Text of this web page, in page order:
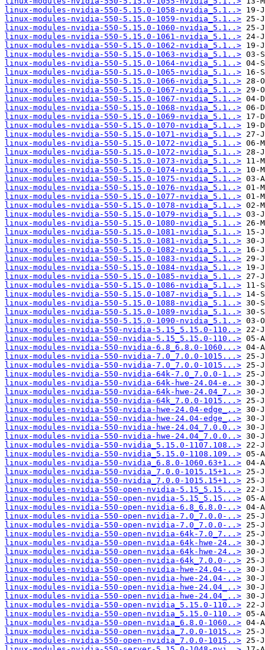
linux-modules-nvidia-550-5.15.0-1058-nvidia_5.1..>
linux-modules-nvidia-550-5.15.0-1059-nvidia_5.1..>
linux-modules-nvidia-550-5.15.0-1060-nvidia_5.1..>
linux-modules-nvidia-550-5.15.0-1061-nvidia_5.1..>
linux-modules-nvidia-550-5.15.0-1062-nvidia_5.1..>
linux-modules-nvidia-550-5.15.0-1063-nvidia_5.1..>
linux-modules-nvidia-550-5.15.0-1064-nvidia_5.1..>
linux-modules-nvidia-550-5.15.0-1065-nvidia_5.1..>
linux-modules-nvidia-550-5.15.0-1066-nvidia_5.1..>
linux-modules-nvidia-550-5.15.0-1067-nvidia_5.1..>
linux-modules-nvidia-550-5.15.0-1067-nvidia_5.1..>
linux-modules-nvidia-550-5.15.0-1068-nvidia_5.1..>
linux-modules-nvidia-550-5.15.0-1069-nvidia_5.1..>
linux-modules-nvidia-550-5.15.0-1070-nvidia_5.1..>
linux-modules-nvidia-550-5.15.0-1071-nvidia_5.1..>
linux-modules-nvidia-550-5.15.0-1072-nvidia_5.1..>
linux-modules-nvidia-550-5.15.0-1072-nvidia_5.1..>
linux-modules-nvidia-550-5.15.0-1073-nvidia_5.1..>
linux-modules-nvidia-550-5.15.0-1074-nvidia_5.1..>
linux-modules-nvidia-550-5.15.0-1075-nvidia_5.1..>
linux-modules-nvidia-550-5.15.0-1076-nvidia_5.1..>
linux-modules-nvidia-550-5.15.0-1077-nvidia_5.1..>
linux-modules-nvidia-550-5.15.0-1078-nvidia_5.1..>
linux-modules-nvidia-550-5.15.0-1079-nvidia_5.1..>
linux-modules-nvidia-550-5.15.0-1080-nvidia_5.1..>
linux-modules-nvidia-550-5.15.0-1081-nvidia_5.1..>
linux-modules-nvidia-550-5.15.0-1081-nvidia_5.1..>
linux-modules-nvidia-550-5.15.0-1082-nvidia_5.1..>
linux-modules-nvidia-550-5.15.0-1083-nvidia_5.1..>
linux-modules-nvidia-550-5.15.0-1084-nvidia_5.1..>
linux-modules-nvidia-550-5.15.0-1085-nvidia_5.1..>
linux-modules-nvidia-550-5.15.0-1086-nvidia_5.1..>
linux-modules-nvidia-550-5.15.0-1087-nvidia_5.1..>
linux-modules-nvidia-550-5.15.0-1088-nvidia_5.1..>
linux-modules-nvidia-550-5.15.0-1089-nvidia_5.1..>
linux-modules-nvidia-550-5.15.0-1090-nvidia_5.1..>
linux-modules-nvidia-550-nvidia-5.15_5.15.0-110..>
linux-modules-nvidia-550-nvidia-5.15_5.15.0-110..>
linux-modules-nvidia-550-nvidia-6.8_6.8.0-1060...>
linux-modules-nvidia-550-nvidia-7.0_7.0.0-1015...>
linux-modules-nvidia-550-nvidia-7.0_7.0.0-1015...>
linux-modules-nvidia-550-nvidia-64k-7.0_7.0.0-1..>
linux-modules-nvidia-550-nvidia-64k-hwe-24.04-e..>
linux-modules-nvidia-550-nvidia-64k-hwe-24.04_7..>
linux-modules-nvidia-550-nvidia-64k_7.0.0-1015...>
linux-modules-nvidia-550-nvidia-hwe-24.04-edge_..>
linux-modules-nvidia-550-nvidia-hwe-24.04-edge_..>
linux-modules-nvidia-550-nvidia-hwe-24.04_7.0.0..>
linux-modules-nvidia-550-nvidia-hwe-24.04_7.0.0..>
linux-modules-nvidia-550-nvidia_5.15.0-1107.108..>
linux-modules-nvidia-550-nvidia_5.15.0-1108.109..>
linux-modules-nvidia-550-nvidia_6.8.0-1060.63+1..>
linux-modules-nvidia-550-nvidia_7.0.0-1015.15+1..>
linux-modules-nvidia-550-nvidia_7.0.0-1015.15+1..>
linux-modules-nvidia-550-open-nvidia-5.15_5.15...>
linux-modules-nvidia-550-open-nvidia-5.15_5.15...>
linux-modules-nvidia-550-open-nvidia-6.8_6.8.0-..>
linux-modules-nvidia-550-open-nvidia-7.0_7.0.0-..>
linux-modules-nvidia-550-open-nvidia-7.0_7.0.0-..>
linux-modules-nvidia-550-open-nvidia-64k-7.0_7...>
linux-modules-nvidia-550-open-nvidia-64k-hwe-24..>
linux-modules-nvidia-550-open-nvidia-64k-hwe-24..>
linux-modules-nvidia-550-open-nvidia-64k_7.0.0-..>
linux-modules-nvidia-550-open-nvidia-hwe-24.04-..>
linux-modules-nvidia-550-open-nvidia-hwe-24.04-..>
linux-modules-nvidia-550-open-nvidia-hwe-24.04_..>
linux-modules-nvidia-550-open-nvidia-hwe-24.04_..>
linux-modules-nvidia-550-open-nvidia_5.15.0-110..>
linux-modules-nvidia-550-open-nvidia_5.15.0-110..>
linux-modules-nvidia-550-open-nvidia_6.8.0-1060..>
linux-modules-nvidia-550-open-nvidia_7.0.0-1015..>
linux-modules-nvidia-550-open-nvidia_7.0.0-1015..>